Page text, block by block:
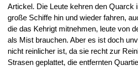
Artickel. Die Leute kehren den Quarck
große Schiffe hin und wieder fahren,
die das Kehrigt mitnehmen, leute von
als Mist brauchen. Aber es ist doch
nicht reinlicher ist, da sie recht zur
Strasen geplattet, die entfernten